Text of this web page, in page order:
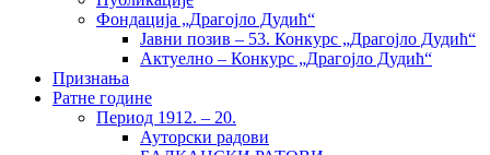
Фондација „Драгојло Дудић“
Јавни позив – 53. Конкурс „Драгојло Дудић“
Актуелно – Конкурс „Драгојло Дудић“
Признања
Ратне године
Период 1912. – 20.
Ауторски радови